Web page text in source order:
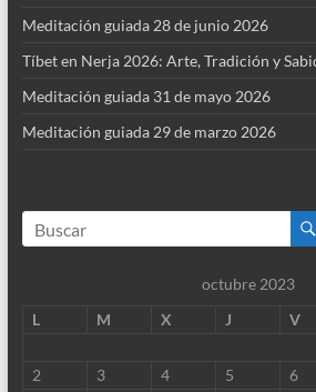
Meditación guiada 28 de junio 2026
Tíbet en Nerja 2026: Arte, Tradición y
Meditación guiada 31 de mayo 2026
Meditación guiada 29 de marzo 2026
octubre 2023
L
M X J V
2
3 4 5 6